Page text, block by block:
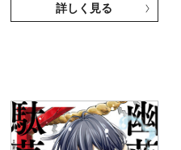
詳しく見る